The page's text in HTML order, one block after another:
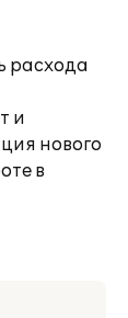
расхода
и
нового
в